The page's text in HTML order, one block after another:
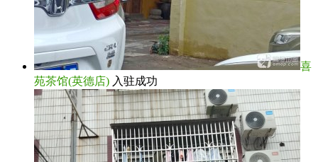
喜
苑茶馆(英德店) 入驻成功